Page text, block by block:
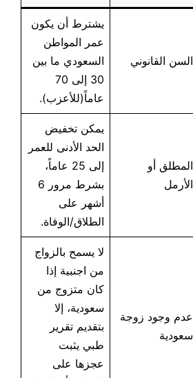
السن القانوني
يشترط أن يكون
عمر المواطن
السعودي ما بين
30 إلى 70
عاماً(للأعزب).
المطلق أو
الأرمل
يمكن تخفيض
الحد الأدنى للعمر
إلى 25 عاماً،
بشرط مرور 6
أشهر على
الطلاق/الوفاة.
عدم وجود زوجة
سعودية
لا يسمح بالزواج
من اجنبية إذا
كان متزوج من
سعودية، إلا
بتقديم تقرير
طبي يثبت
عجزها على